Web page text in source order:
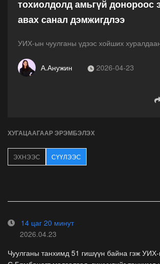
тохиолдолд амьгүй донороос
авах санал дэмжигдлээ
УИХ-ын чуулганы үдээс хойших
А.Анужин 2026-04-23
ХУГАЦААГААР ЭРЭМБЭЛЭХ
ЭХНЭЭС СҮҮЛЭЭС
14 цаг 20 минут
2026.04.23
Чуулганы танхимд 51 гишүүн байна гэж